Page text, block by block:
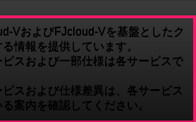
VおよびFJcloud-Vを基盤としたク
情報を提供しています。
スおよび一部仕様は各サービスで
スおよび仕様差異は、各サービス
案内を確認してください。